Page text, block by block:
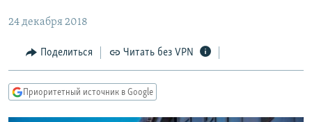
Вернутся
Вернутся
МНЕНИЯ
КУЛЬТУРА
КАВКАЗ.РЕАЛИИ
24 декабря 2018
Поделиться Читать без VPN
Приоритетный источник в Google